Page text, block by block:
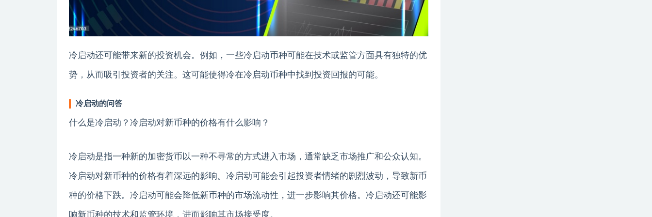
冷启动还可能带来新的投资机会。例如，一些冷启动币种可能在技术或监管方面具有独特的优
势，从而吸引投资者的关注。这可能使得冷在冷启动币种中找到投资回报的可能。
冷启动的问答
什么是冷启动？冷启动对新币种的价格有什么影响？
冷启动是指一种新的加密货币以一种不寻常的方式进入市场，通常缺乏市场推广和公众认知。
冷启动对新币种的价格有着深远的影响。冷启动可能会引起投资者情绪的剧烈波动，导致新币
种的价格下跌。冷启动可能会降低新币种的市场流动性，进一步影响其价格。冷启动还可能影
响新币种的技术和监管环境，进而影响其市场接受度。